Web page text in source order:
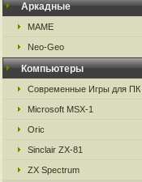
Аркадные
MAME
Neo-Geo
Компьютеры
Современные Игры для ПК
Microsoft MSX-1
Oric
Sinclair ZX-81
ZX Spectrum